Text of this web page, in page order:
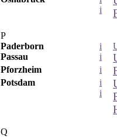
i
P
Paderborn
i
Passau
i
Pforzheim i
Potsdam
i
i
Q